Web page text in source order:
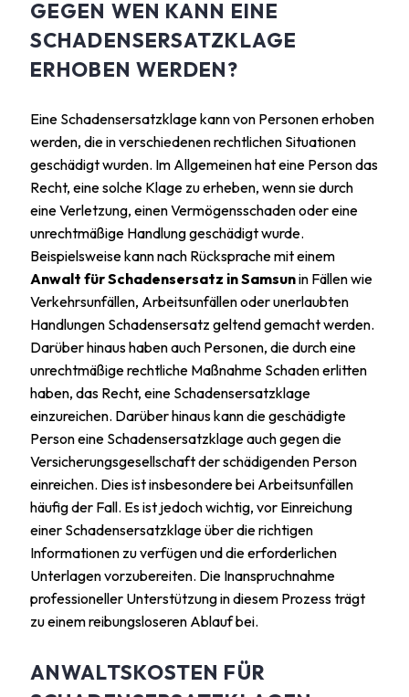
GEGEN WEN KANN EINE
SCHADENSERSATZKLAGE
ERHOBEN WERDEN?
Eine Schadensersatzklage kann von Personen erhoben
werden, die in verschiedenen rechtlichen Situationen
geschädigt wurden. Im Allgemeinen hat eine Person das
Recht, eine solche Klage zu erheben, wenn sie durch
eine Verletzung, einen Vermögensschaden oder eine
unrechtmäßige Handlung geschädigt wurde.
Beispielsweise kann nach Rücksprache mit einem
Anwalt für Schadensersatz in Samsunin Fällen wie
Verkehrsunfällen, Arbeitsunfällen oder unerlaubten
Handlungen Schadensersatz geltend gemacht werden.
Darüber hinaus haben auch Personen, die durch eine
unrechtmäßige rechtliche Maßnahme Schaden erlitten
haben, das Recht, eine Schadensersatzklage
einzureichen. Darüber hinaus kann die geschädigte
Person eine Schadensersatzklage auch gegen die
Versicherungsgesellschaft der schädigenden Person
einreichen. Dies ist insbesondere bei Arbeitsunfällen
häufig der Fall. Es ist jedoch wichtig, vor Einreichung
einer Schadensersatzklage über die richtigen
Informationen zu verfügen und die erforderlichen
Unterlagen vorzubereiten. Die Inanspruchnahme
professioneller Unterstützung in diesem Prozess trägt
zu einem reibungsloseren Ablauf bei.
ANWALTSKOSTEN FÜR